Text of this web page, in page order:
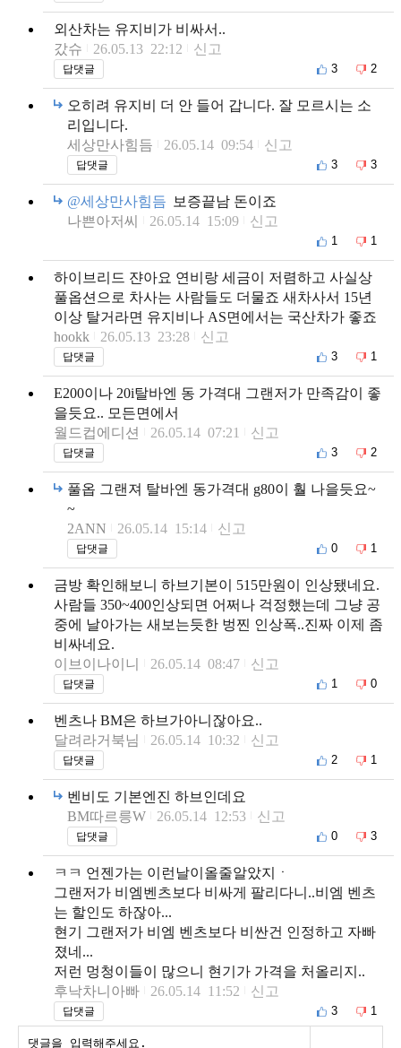
외산차는 유지비가 비싸서..
갔슈
26.05.13 22:12 신고
답댓글 3 2
오히려 유지비 더 안 들어 갑니다. 잘 모르시는 소
리입니다.
세상만사힘듬
26.05.14 09:54 신고
답댓글 3 3
@세상만사힘듬
보증끝남 돈이죠
나쁜아저씨
26.05.14 15:09 신고
1 1
하이브리드 쟌아요 연비랑 세금이 저렴하고 사실상
풀옵션으로 차사는 사람들도 더물죠 새차사서 15년
이상 탈거라면 유지비나 AS면에서는 국산차가 좋죠
hookk
26.05.13 23:28 신고
답댓글 3 1
E200이나 20i탈바엔 동 가격대 그랜저가 만족감이 좋
을듯요.. 모든면에서
월드컵에디션
26.05.14 07:21 신고
답댓글 3 2
풀옵 그랜져 탈바엔 동가격대 g80이 훨 나을듯요~
~
2ANN
26.05.14 15:14 신고
답댓글 0 1
금방 확인해보니 하브기본이 515만원이 인상됐네요.
사람들 350~400인상되면 어쩌나 걱정했는데 그냥 공
중에 날아가는 새보는듯한 벙찐 인상폭..진짜 이제 좀
비싸네요.
이브이나이니
26.05.14 08:47 신고
답댓글 1 0
벤츠나 BM은 하브가아니잖아요..
달려라거북님
26.05.14 10:32 신고
답댓글 2 1
벤비도 기본엔진 하브인데요
BM따르릉W
26.05.14 12:53 신고
답댓글 0 3
ㅋㅋ 언젠가는 이런날이올줄알았지ㆍ
그랜저가 비엠벤츠보다 비싸게 팔리다니..비엠 벤츠
는 할인도 하잖아...
현기 그랜저가 비엠 벤츠보다 비싼건 인정하고 자빠
졌네...
저런 멍청이들이 많으니 현기가 가격을 처올리지..
후낙차니아빠
26.05.14 11:52 신고
답댓글 3 1